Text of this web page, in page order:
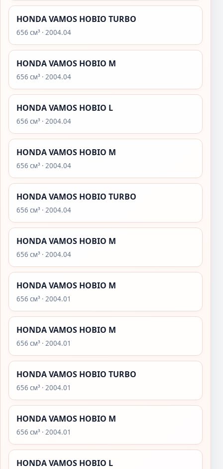
HONDA VAMOS HOBIO TURBO
656 см³ · 2004.04
HONDA VAMOS HOBIO M
656 см³ · 2004.04
HONDA VAMOS HOBIO L
656 см³ · 2004.04
HONDA VAMOS HOBIO M
656 см³ · 2004.04
HONDA VAMOS HOBIO TURBO
656 см³ · 2004.04
HONDA VAMOS HOBIO M
656 см³ · 2004.04
HONDA VAMOS HOBIO M
656 см³ · 2004.01
HONDA VAMOS HOBIO M
656 см³ · 2004.01
HONDA VAMOS HOBIO TURBO
656 см³ · 2004.01
HONDA VAMOS HOBIO M
656 см³ · 2004.01
HONDA VAMOS HOBIO L